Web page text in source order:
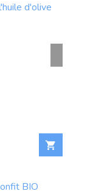
d'olive

BIO